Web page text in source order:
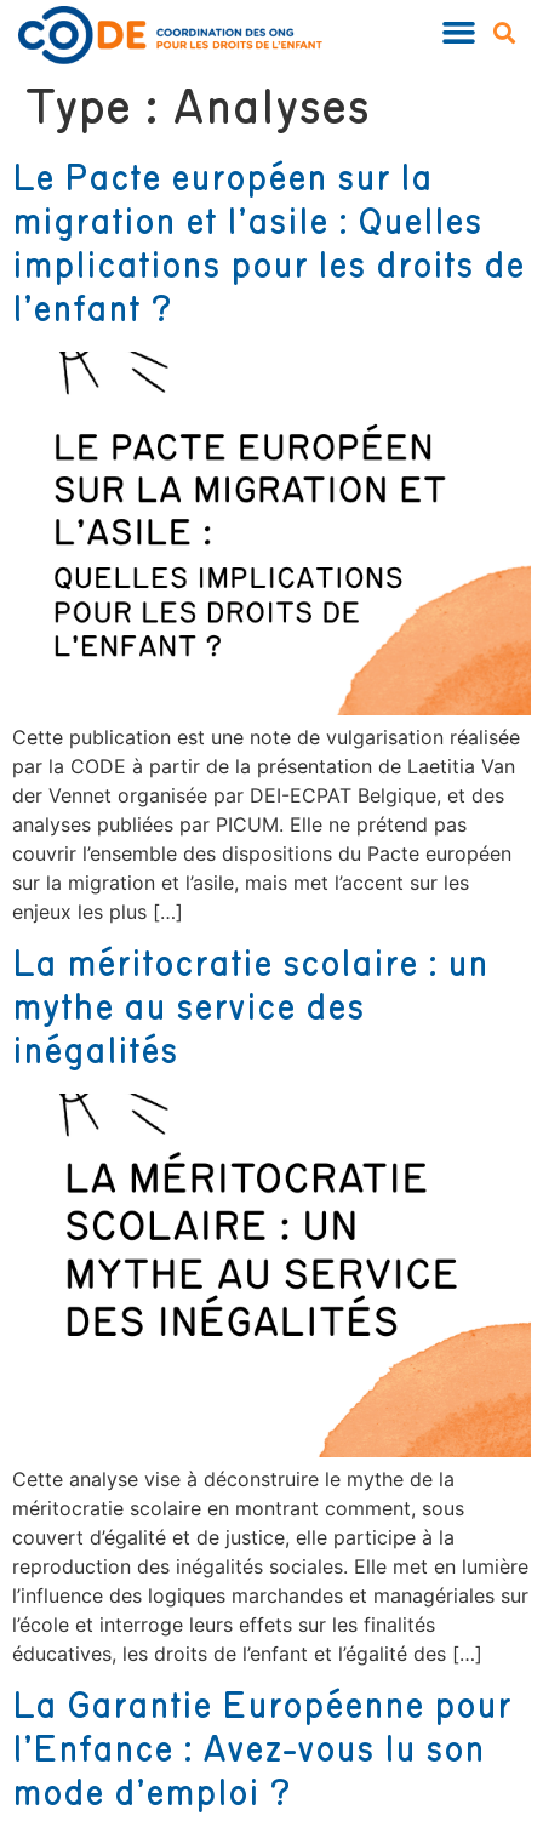
Type : Analyses
Le Pacte européen sur la
migration et l’asile : Quelles
implications pour les droits de
l’enfant ?
Cette publication est une note de vulgarisation réalisée
par la CODE à partir de la présentation de Laetitia Van
der Vennet organisée par DEI-ECPAT Belgique, et des
analyses publiées par PICUM. Elle ne prétend pas
couvrir l’ensemble des dispositions du Pacte européen
sur la migration et l’asile, mais met l’accent sur les
enjeux les plus […]
La méritocratie scolaire : un
mythe au service des
inégalités
Cette analyse vise à déconstruire le mythe de la
méritocratie scolaire en montrant comment, sous
couvert d’égalité et de justice, elle participe à la
reproduction des inégalités sociales. Elle met en lumière
l’influence des logiques marchandes et managériales sur
l’école et interroge leurs effets sur les finalités
éducatives, les droits de l’enfant et l’égalité des […]
La Garantie Européenne pour
l’Enfance : Avez-vous lu son
mode d’emploi ?